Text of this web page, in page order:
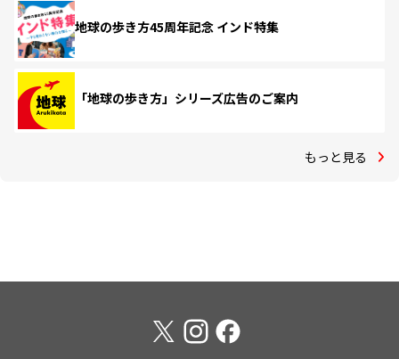
地球の歩き方45周年記念 インド特集
「地球の歩き方」シリーズ広告のご案内
もっと見る